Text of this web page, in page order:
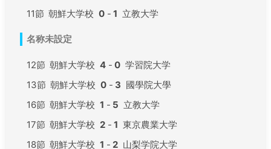
11節 朝鮮大学校 0 - 1 立教大学
名称未設定
12節 朝鮮大学校 4 - 0 学習院大学
13節 朝鮮大学校 0 - 3 國學院大學
16節 朝鮮大学校 1 - 5 立教大学
17節 朝鮮大学校 2 - 1 東京農業大学
18節 朝鮮大学校 1 - 2 山梨学院大学